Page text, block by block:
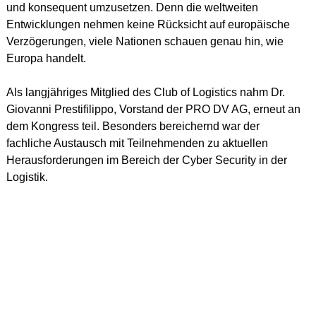
und konsequent umzusetzen. Denn die weltweiten
Entwicklungen nehmen keine Rücksicht auf europäische
Verzögerungen, viele Nationen schauen genau hin, wie
Europa handelt.
Als langjähriges Mitglied des Club of Logistics nahm Dr.
Giovanni Prestifilippo, Vorstand der PRO DV AG, erneut an
dem Kongress teil. Besonders bereichernd war der
fachliche Austausch mit Teilnehmenden zu aktuellen
Herausforderungen im Bereich der Cyber Security in der
Logistik.